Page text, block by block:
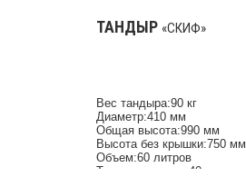
ТАНДЫР «СКИФ»
Вес тандыра:90 кг
Диаметр:410 мм
Общая высота:990 мм
Высота без крышки:750 мм
Объем:60 литров
Толщина стенки:40 мм